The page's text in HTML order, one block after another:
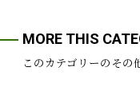
MORE THIS
このカテゴリーのその